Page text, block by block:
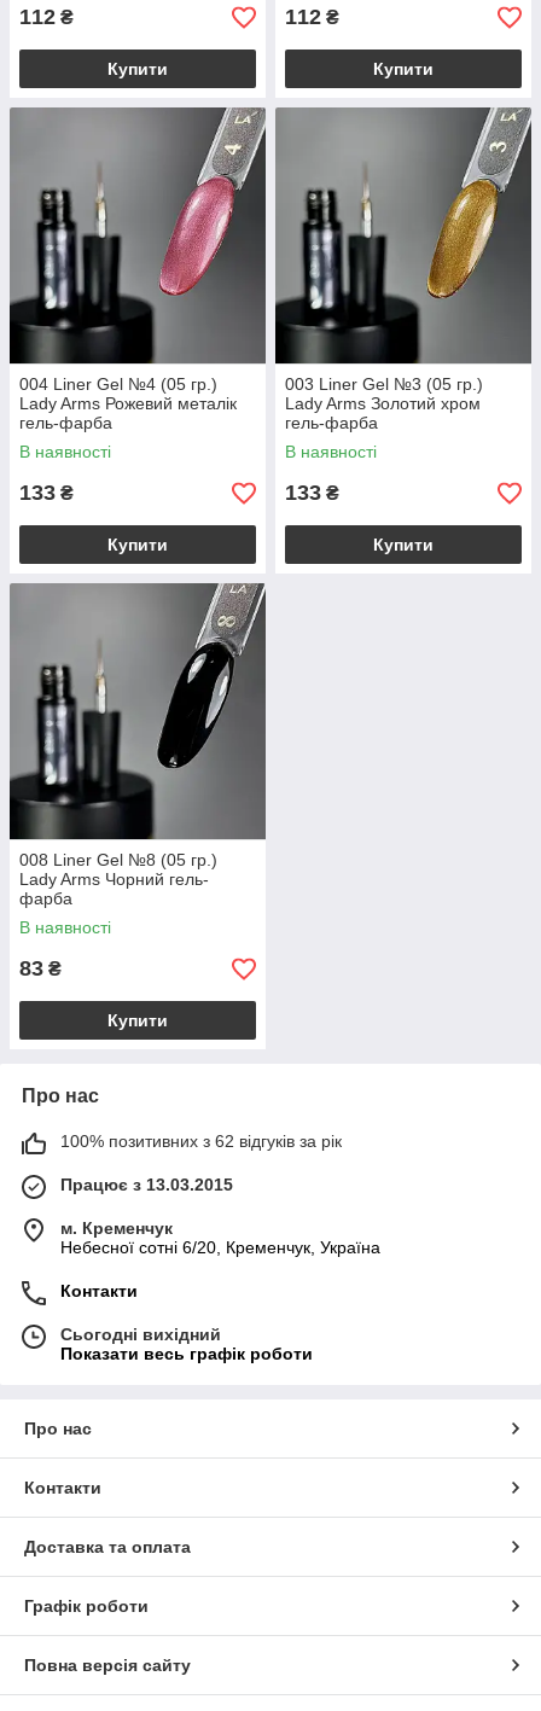
112 ₴
Купити
112 ₴
Купити
004 Liner Gel №4 (05 гр.)
Lady Arms Рожевий металік
гель-фарба
В наявності
133 ₴
Купити
003 Liner Gel №3 (05 гр.)
Lady Arms Золотий хром
гель-фарба
В наявності
133 ₴
Купити
008 Liner Gel №8 (05 гр.)
Lady Arms Чорний гель-
фарба
В наявності
83 ₴
Купити
Про нас
100% позитивних з 62 відгуків за рік
Працює з 13.03.2015
м. Кременчук
Небесної сотні 6/20, Кременчук, Україна
Контакти
Сьогодні вихідний
Показати весь графік роботи
Про нас
Контакти
Доставка та оплата
Графік роботи
Повна версія сайту